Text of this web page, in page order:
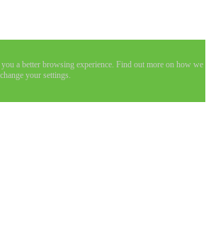
a better browsing experience. Find out more on how we
your settings.